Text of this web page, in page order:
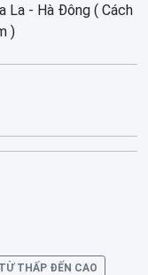
La - Hà Đông ( Cách
)
THẤP ĐẾN CAO